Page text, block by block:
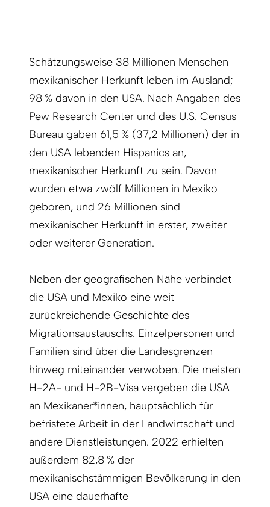
Schätzungsweise 38 Millionen Menschen
mexikanischer Herkunft leben im Ausland;
98 % davon in den USA. Nach Angaben des
Pew Research Center und des U.S. Census
Bureau gaben 61,5 % (37,2 Millionen) der in
den USA lebenden Hispanics an,
mexikanischer Herkunft zu sein. Davon
wurden etwa zwölf Millionen in Mexiko
geboren, und 26 Millionen sind
mexikanischer Herkunft in erster, zweiter
oder weiterer Generation.
Neben der geografischen Nähe verbindet
die USA und Mexiko eine weit
zurückreichende Geschichte des
Migrationsaustauschs. Einzelpersonen und
Familien sind über die Landesgrenzen
hinweg miteinander verwoben. Die meisten
H-2A- und H-2B-Visa vergeben die USA
an Mexikaner*innen, hauptsächlich für
befristete Arbeit in der Landwirtschaft und
andere Dienstleistungen. 2022 erhielten
außerdem 82,8 % der
mexikanischstämmigen Bevölkerung in den
USA eine dauerhafte